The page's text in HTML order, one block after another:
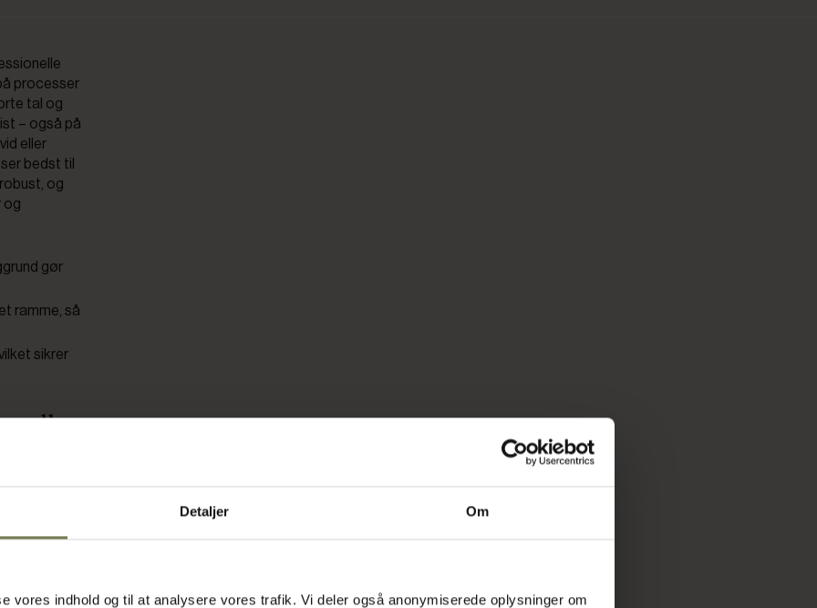
Detaljer Om
vores indhold og til at analysere vores trafik. Vi deler også anonymiserede oplysninger om
processer
tal og
– også på
eller
bedst til
og
og
gør
ramme, så
sikrer
enkle,
i rummet
sikrer, at